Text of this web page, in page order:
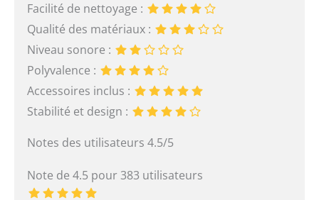
Facilité de nettoyage :
Qualité des matériaux :
Niveau sonore :
Polyvalence :
Accessoires inclus :
Stabilité et design :
Notes des utilisateurs 4.5/5
Note de 4.5 pour 383 utilisateurs